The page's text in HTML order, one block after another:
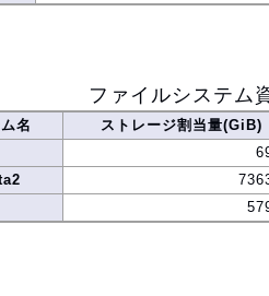
ファイルシステム
名
ストレージ割当量(GiB)